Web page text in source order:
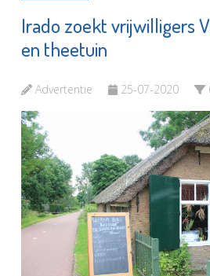
Irado zoekt vrijwilligers
en theetuin
Advertentie 25-07-2020